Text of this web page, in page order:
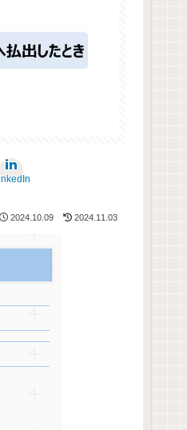
2024.10.09 2024.11.03